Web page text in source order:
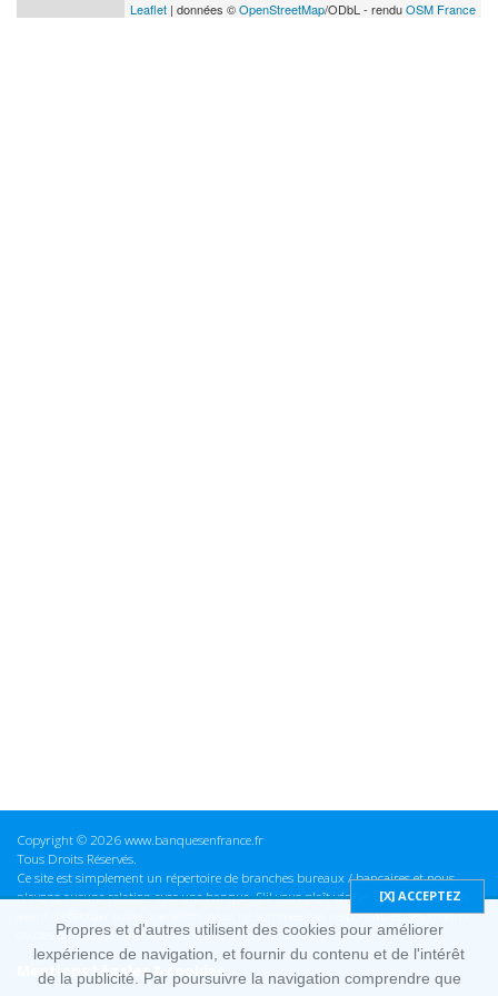
Leaflet | données ©OpenStreetMap/ODbL - renduOSM France
Copyright © 2026 www.banquesenfrance.fr
Tous Droits Réservés.
Ce site est simplement un répertoire de branches bureaux / bancaires et nous
n'avons aucune relation avec une banque. S'il vous plaît vérifier ces informations
avant d'effectuer toute opération, nous ne sommes pas responsables des erreurs
ou des omissions dans les informations que nous fournissons.
Mentions Légales & cookies
Propres et d'autres utilisent des cookies pour améliorer
lexpérience de navigation, et fournir du contenu et de l'intérêt
de la publicité. Par poursuivre la navigation comprendre que